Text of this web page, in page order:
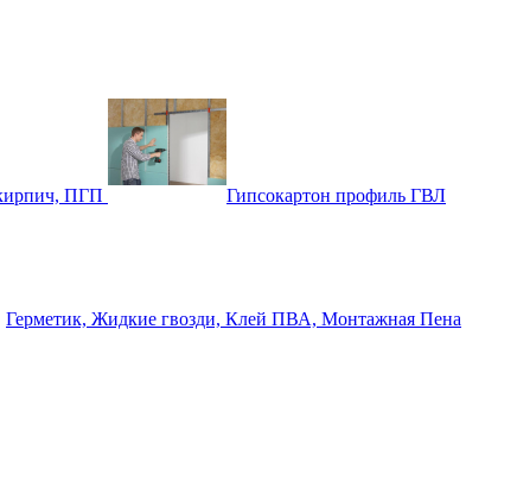
ПГП Гипсокартон профиль ГВЛ
Герметик, Жидкие гвозди, Клей ПВА, Монтажная Пена